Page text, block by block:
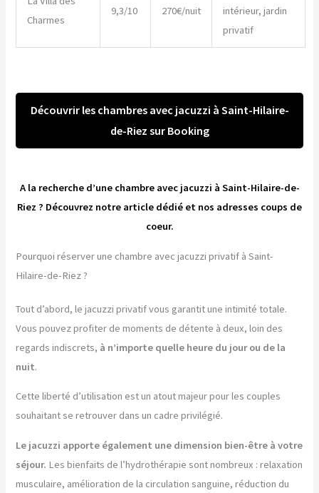
Charmes
9,3/10 270€/nuit
intérieur, jardin
privatif
Découvrir les chambres avec jacuzzi à Saint-Hilaire-
de-Riez sur Booking
A la recherche d’une chambre avec jacuzzi à Saint-Hilaire-de-
Riez ? Découvrez notre article dédié et nos adresses coups de
coeur.
Pourquoi réserver une chambre avec jacuzzi privatif à Saint-
Hilaire-de-Riez ?
Tout d’abord, le jacuzzi privatif vous garantit une intimité totale.
Vous pouvez profiter de moments de détente à deux, loin des
regards indiscrets, à n’importe quelle heure du jour ou de la
nuit.
Cette liberté d’utilisation est un atout majeur pour les couples
souhaitant se retrouver dans un cadre privilégié.
Le jacuzzi apporte également une dimension bien-être à votre
séjour. Les bienfaits de l’hydrothérapie sont nombreux : relaxation
musculaire, amélioration de la circulation sanguine, réduction du